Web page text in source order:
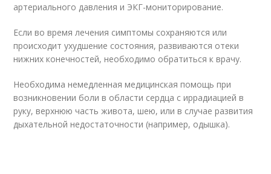
артериального давления и ЭКГ-мониторирование.
Если во время лечения симптомы сохраняются или
происходит ухудшение состояния, развиваются отеки
нижних конечностей, необходимо обратиться к врачу.
Необходима немедленная медицинская помощь при
возникновении боли в области сердца с иррадиацией в
руку, верхнюю часть живота, шею, или в случае развития
дыхательной недостаточности (например, одышка).